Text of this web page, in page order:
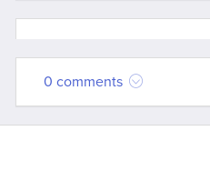
0 comments